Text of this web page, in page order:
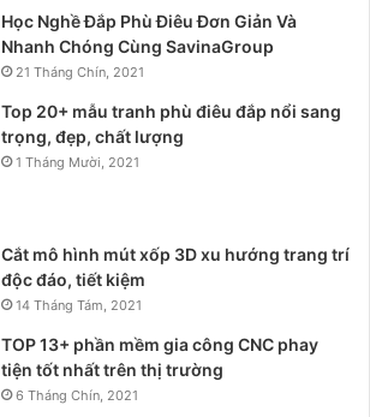
Học Nghề Đắp Phù Điêu Đơn Giản Và
Nhanh Chóng Cùng SavinaGroup
21 Tháng Chín, 2021
Top 20+ mẫu tranh phù điêu đắp nổi sang
trọng, đẹp, chất lượng
1 Tháng Mười, 2021
Cắt mô hình mút xốp 3D xu hướng trang trí
độc đáo, tiết kiệm
14 Tháng Tám, 2021
TOP 13+ phần mềm gia công CNC phay
tiện tốt nhất trên thị trường
6 Tháng Chín, 2021